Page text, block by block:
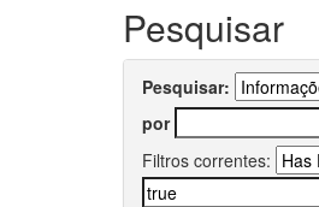
Pesquisar
Pesquisar:
por
Filtros correntes: